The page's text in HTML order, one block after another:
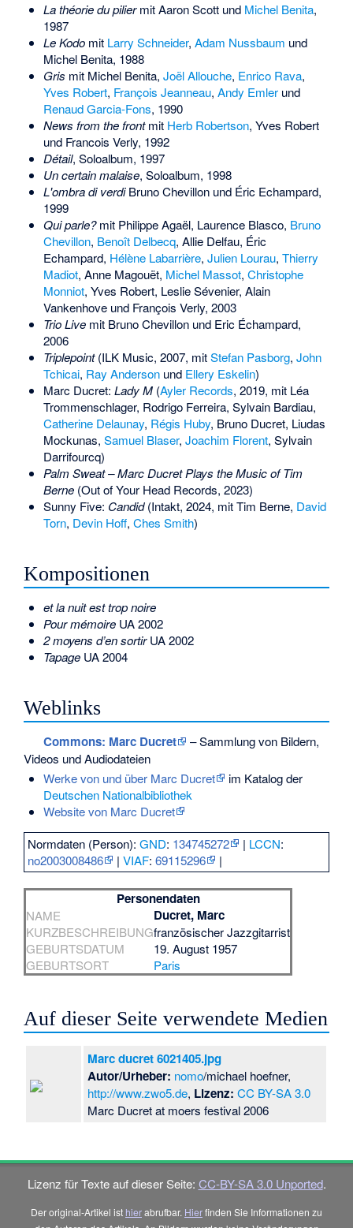
La théorie du piliermitAaron Scottund Michel Benita,
1987
Le Kodomit Larry Schneider, Adam Nussbaum und
Michel Benita, 1988
Gris mit Michel Benita, Joël Allouche, Enrico Rava,
Yves Robert, François Jeanneau, Andy Emlerund
Renaud Garcia-Fons, 1990
News from the frontmit Herb Robertson, Yves Robert
und Francois Verly, 1992
Détail, Soloalbum, 1997
Un certain malaise, Soloalbum, 1998
L'ombra di verdiBruno Chevillon und Éric Echampard,
1999
Qui parle?mit Philippe Agaël, Laurence Blasco, Bruno
Chevillon, Benoît Delbecq, Allie Delfau, Éric
Echampard, Hélène Labarrière, Julien Lourau, Thierry
Madiot, Anne Magouët, Michel Massot, Christophe
Monniot, Yves Robert, Leslie Sévenier, Alain
Vankenhoveund François Verly, 2003
Trio Livemit Bruno Chevillon und Eric Échampard,
2006
Triplepoint(ILK Music, 2007, mitStefan Pasborg, John
Tchicai, Ray Andersonund Ellery Eskelin)
Marc Ducret: Lady M(Ayler Records, 2019, mit Léa
Trommenschlager, Rodrigo Ferreira, Sylvain Bardiau,
Catherine Delaunay, Régis Huby, Bruno Ducret, Liudas
Mockunas, Samuel Blaser, Joachim Florent, Sylvain
Darrifourcq)
Palm Sweat – Marc Ducret Plays the Music of Tim
Berne(Out of Your Head Records, 2023)
Sunny Five: Candid(Intakt, 2024, mit Tim Berne, David
Torn, Devin Hoff, Ches Smith)
Kompositionen
et la nuit est trop noire
Pour mémoireUA 2002
2 moyens d’en sortirUA 2002
TapageUA 2004
Weblinks
Commons: Marc Ducret
– Sammlung von Bildern,
Videos und Audiodateien
Werke von und über Marc Ducret
im Katalog der
Deutschen Nationalbibliothek
Website von Marc Ducret
Normdaten (Person):GND: 134745272 | LCCN:
no2003008486
|VIAF:69115296 |
Personendaten
NAME Ducret, Marc
KURZBESCHREIBUNGfranzösischer Jazzgitarrist
GEBURTSDATUM
19. August 1957
GEBURTSORT
Paris
Auf dieser Seite verwendete Medien
Marc ducret 6021405.jpg
Autor/Urheber: nomo/michael hoefner,
http://www.zwo5.de, Lizenz: CC BY-SA 3.0
Marc Ducret at moers festival 2006
Lizenz für Texte auf dieser Seite: CC-BY-SA 3.0 Unported.
Der original-Artikel ist hierabrufbar. Hierfinden Sie Informationen zu